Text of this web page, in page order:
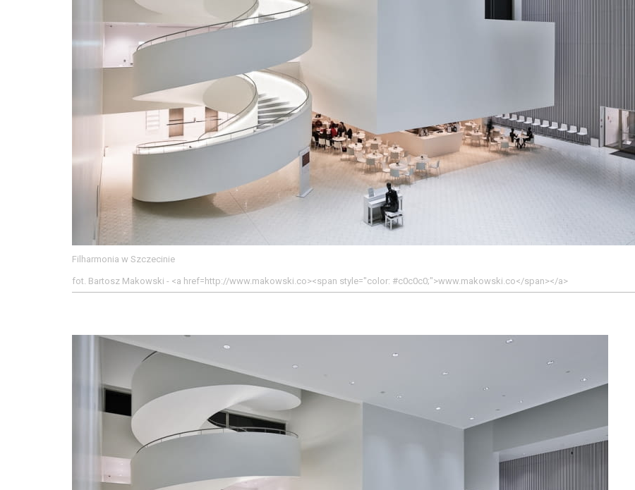
Filharmonia w Szczecinie
fot. Bartosz Makowski - <a href=http://www.makowski.co><span style="color: #c0c0c0;">www.makowski.co</span></a>